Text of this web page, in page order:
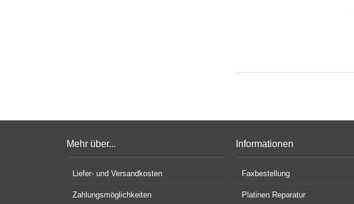
Mehr über...
Liefer- und Versandkosten
Zahlungsmöglichkeiten
Informationen
Faxbestellung
Platinen Reparatur